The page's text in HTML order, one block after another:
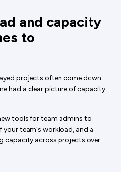
and capacity
to
projects often come down
had a clear picture of capacity
tools for team admins to
team's workload, and a
capacity across projects over